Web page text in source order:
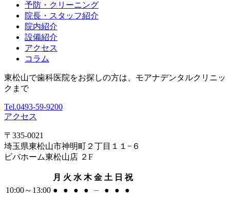
予防・クリーニング
院長・スタッフ紹介
院内紹介
設備紹介
アクセス
コラム
東松山で歯科医院をお探しの方は、モアナデンタルクリニッ
クまで
Tel.0493-59-9200
アクセス
〒335-0021
埼玉県東松山市神明町２丁目１１−６
ビバホーム東松山店 ２F
月 火 水 木 金 土 日 祝
10:00～13:00 ● ● ● ● ⏤ ● ●
●